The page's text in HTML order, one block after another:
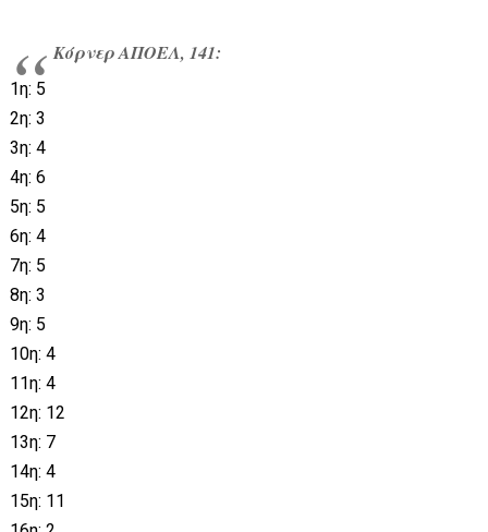
Κόρνερ ΑΠΟΕΛ, 141:
1η: 5
2η: 3
3η: 4
4η: 6
5η: 5
6η: 4
7η: 5
8η: 3
9η: 5
10η: 4
11η: 4
12η: 12
13η: 7
14η: 4
15η: 11